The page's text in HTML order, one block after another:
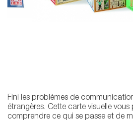
Fini les problèmes de
étrangères. Cette carte visuelle
comprendre ce qui se passe et de